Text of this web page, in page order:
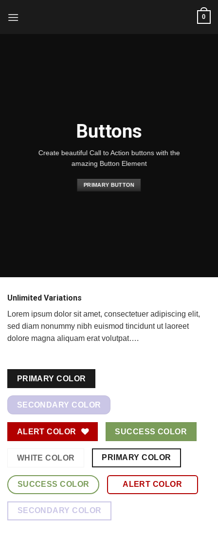
0
Buttons
Create beautiful Call to Action buttons with the
amazing Button Element
PRIMARY BUTTON
Unlimited Variations
Lorem ipsum dolor sit amet, consectetuer adipiscing elit,
sed diam nonummy nibh euismod tincidunt ut laoreet
dolore magna aliquam erat volutpat….
PRIMARY COLOR
SECONDARY COLOR
ALERT COLOR SUCCESS COLOR
WHITE COLOR PRIMARY COLOR
SUCCESS COLOR ALERT COLOR
SECONDARY COLOR